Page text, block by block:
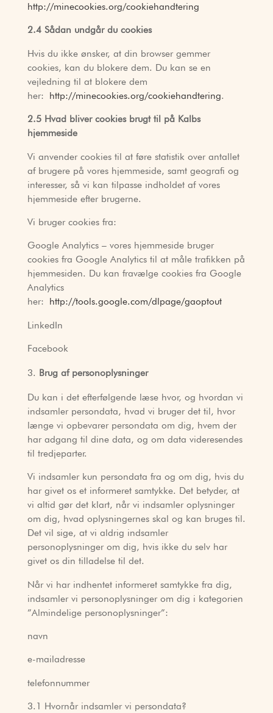
http://minecookies.org/cookiehandtering
2.4 Sådan undgår du cookies
Hvis du ikke ønsker, at din browser gemmer
cookies, kan du blokere dem. Du kan se en
vejledning til at blokere dem
her: http://minecookies.org/cookiehandtering.
2.5 Hvad bliver cookies brugt til på Kalbs
hjemmeside
Vi anvender cookies til at føre statistik over antallet
af brugere på vores hjemmeside, samt geografi og
interesser, så vi kan tilpasse indholdet af vores
hjemmeside efter brugerne.
Vi bruger cookies fra:
Google Analytics – vores hjemmeside bruger
cookies fra Google Analytics til at måle trafikken på
hjemmesiden. Du kan fravælge cookies fra Google
Analytics
her: http://tools.google.com/dlpage/gaoptout
LinkedIn
Facebook
Brug af personoplysninger
Du kan i det efterfølgende læse hvor, og hvordan vi
indsamler persondata, hvad vi bruger det til, hvor
længe vi opbevarer persondata om dig, hvem der
har adgang til dine data, og om data videresendes
til tredjeparter.
Vi indsamler kun persondata fra og om dig, hvis du
har givet os et informeret samtykke. Det betyder, at
vi altid gør det klart, når vi indsamler oplysninger
om dig, hvad oplysningernes skal og kan bruges til.
Det vil sige, at vi aldrig indsamler
personoplysninger om dig, hvis ikke du selv har
givet os din tilladelse til det.
Når vi har indhentet informeret samtykke fra dig,
indsamler vi personoplysninger om dig i kategorien
”Almindelige personoplysninger”:
navn
e-mailadresse
telefonnummer
3.1 Hvornår indsamler vi persondata?